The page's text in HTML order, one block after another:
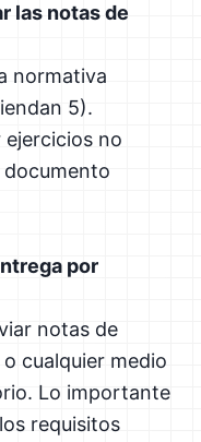
las notas de
normativa
5).
ejercicios no
por
notas de
cualquier medio
Lo importante
requisitos